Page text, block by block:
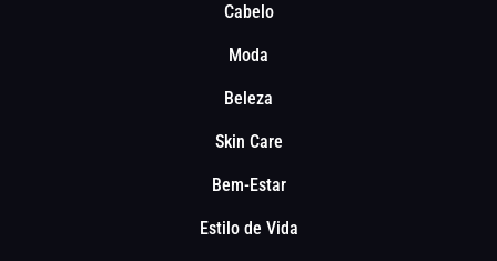
Cabelo
Moda
Beleza
Skin Care
Bem-Estar
Estilo de Vida